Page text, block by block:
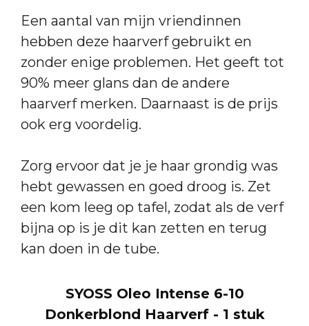
Een aantal van mijn vriendinnen
hebben deze haarverf gebruikt en
zonder enige problemen. Het geeft tot
90% meer glans dan de andere
haarverf merken. Daarnaast is de prijs
ook erg voordelig.
Zorg ervoor dat je je haar grondig was
hebt gewassen en goed droog is. Zet
een kom leeg op tafel, zodat als de verf
bijna op is je dit kan zetten en terug
kan doen in de tube.
SYOSS Oleo Intense 6-10
Donkerblond Haarverf - 1 stuk